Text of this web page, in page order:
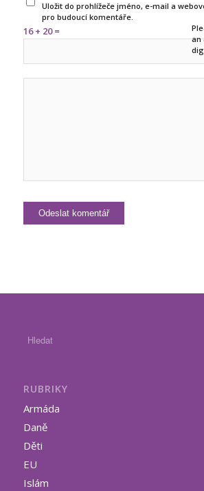
Uložit do prohlížeče jméno, e-mail a
pro budoucí komentáře.
an
16 + 20 =
RUBRIKY
Armáda
Daně
Děti
EU
Islám